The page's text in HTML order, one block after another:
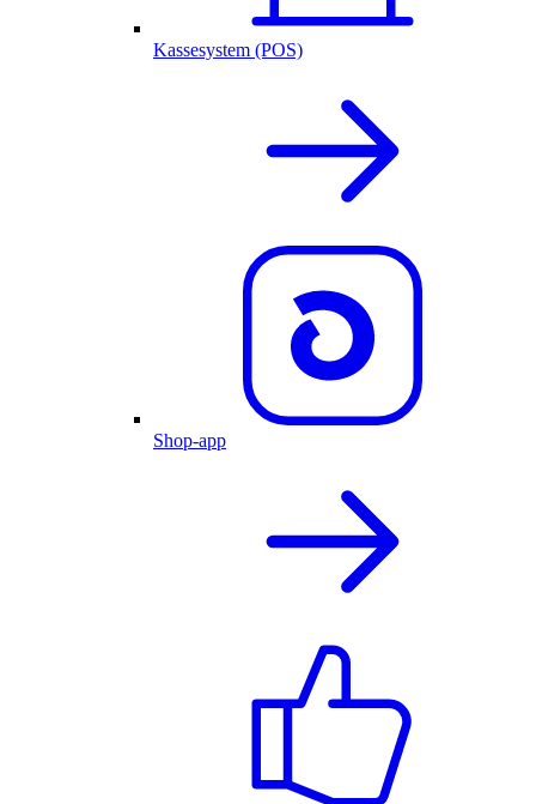
Kassesystem (POS)
Shop-app